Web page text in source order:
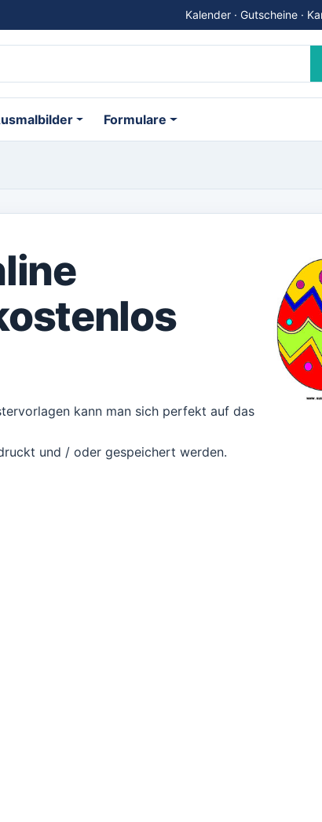
Kalender · Gutscheine ·
Formulare
kann man sich perfekt auf das
und / oder gespeichert werden.